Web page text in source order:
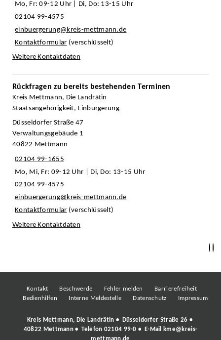
Mo, Fr: 09-12 Uhr | Di, Do: 13-15 Uhr
02104 99-4575
einbuergerung@kreis-mettmann.de
Kontaktformular (verschlüsselt)
Weitere Kontaktdaten
Rückfragen zu bereits bestehenden Terminen
Kreis Mettmann, Die Landrätin
Staatsangehörigkeit, Einbürgerung
Düsseldorfer Straße 47
Verwaltungsgebäude 1
40822 Mettmann
02104 99-1655
Mo, Mi, Fr: 09-12 Uhr | Di, Do: 13-15 Uhr
02104 99-4575
einbuergerung@kreis-mettmann.de
Kontaktformular (verschlüsselt)
Weitere Kontaktdaten
Kontakt Beschwerde Fehler melden
Barrierefreiheit
Bedienhilfen
Interne Meldestelle Datenschutz Impressum
Kreis Mettmann, Die Landrätin • Düsseldorfer Straße 26 •
40822 Mettmann • Telefon 02104 99-0 • E-Mail
kme@kreis-